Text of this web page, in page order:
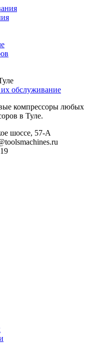
компрессоры любых
в Туле.
шоссе, 57-А